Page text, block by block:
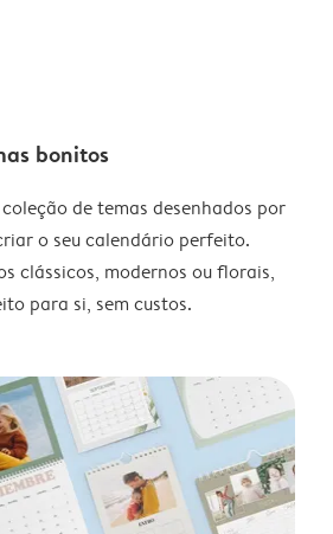
bonitos
de temas desenhados por
o seu calendário perfeito.
clássicos, modernos ou florais,
para si, sem custos.